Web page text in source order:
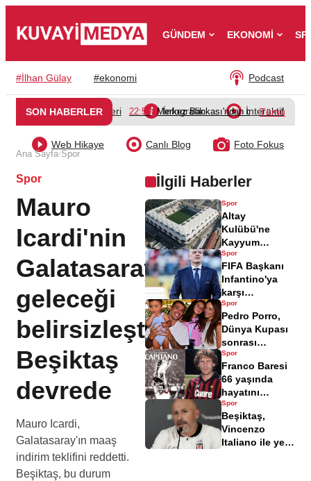
GÜNDEM EKONOMİ
#İlhan Gülay #ekonomi Podcast
İnteraktif
İnfografik
Video Galeri
Foto Fokus
Canlı Blog
Web Hikaye
SON HABERLER 22:50 Merkez Bankası'ndan dövizTümü
Ana Sayfa›Spor
Spor
Mauro
Icardi'nin
Galatasaray'daki
geleceği
belirsizleşti,
Beşiktaş
devrede
Mauro Icardi,
Galatasaray'ın maaş
indirim teklifini reddetti.
Beşiktaş, bu durum
İlgili Haberler
Spor
Altay
Kulübü'ne
Kayyum
Atanacak,
Başkan
Açıklama Yaptı
Spor
FIFA Başkanı
Infantino'ya
karşı
danışmanından
istifa bildirimi
Spor
Pedro Porro,
Dünya Kupası
sonrası
Antalya'da tatil
yapıyor
Spor
Franco Baresi
66 yaşında
hayatını
kaybetti
Spor
Beşiktaş,
Vincenzo
Italiano ile yeni